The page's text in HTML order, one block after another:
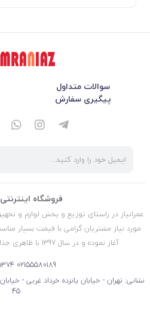
سوالات متداول
پیگیری سفارش
فروشگاه اینترنتی
عمرانیاز در راستای توزیع و پخش لوازم و
آغاز نموده و در سال 1397 با ظاهری جذاب و جدید ف
02155580189
نشانی: تهران - خیابان پانزده خرداد غربی -
45